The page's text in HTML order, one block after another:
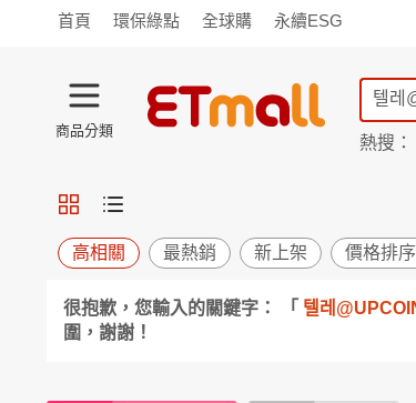
首頁 環保綠點 全球購 永續ESG
商品分類
旅遊
寵物
保健
用品 機能
窈窕
日用
紙品 清潔
口腔
鍋具
杯瓶
熱搜：
高相關 最熱銷 新上架 價格排序
很抱歉，您輸入的關鍵字： 「 텔레
圍，謝謝！